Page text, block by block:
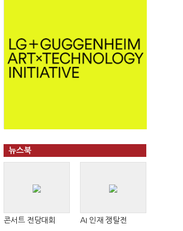
뉴스북
콘서트 전당대회 AI 인재 쟁탈전